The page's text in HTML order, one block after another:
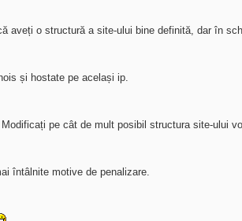
aveți o structură a site-ului bine definită, dar în
și hostate pe același ip.
pe cât de mult posibil structura site-ului
întâlnite motive de penalizare.